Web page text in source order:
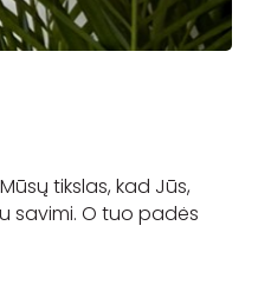
tikslas, kad Jūs,
savimi. O tuo padės